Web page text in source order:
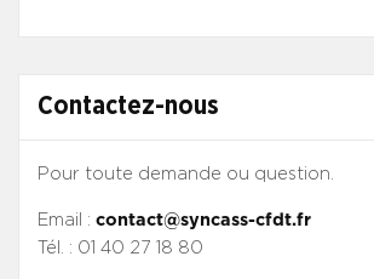
Contactez-nous
Pour toute demande ou question.
Email : contact@syncass-cfdt.fr
Tél. : 01 40 27 18 80